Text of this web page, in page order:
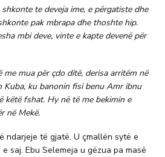
te deveja ime, e përgatiste dhe
pak mbrapa dhe thoshte hip.
mbi deve, vinte e kapte devenë për
me mua për çdo ditë, derisa arritëm në
Kuba, ku banonin fisi benu Amr ibnu
këtë fshat. Hy në të me bekimin e
në Mekë.
ndarjeje të gjatë. U çmallën sytë e
saj. Ebu Selemeja u gëzua pa masë